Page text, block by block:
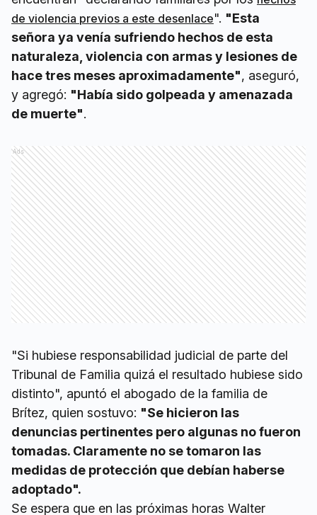
de violencia previos a este desenlace". "Esta
señora ya venía sufriendo hechos de esta
naturaleza, violencia con armas y lesiones de
hace tres meses aproximadamente", aseguró,
y agregó: "Había sido golpeada y amenazada
de muerte".
Ads
"Si hubiese responsabilidad judicial de parte del
Tribunal de Familia quizá el resultado hubiese sido
distinto", apuntó el abogado de la familia de
Brítez, quien sostuvo: "Se hicieron las
denuncias pertinentes pero algunas no fueron
tomadas. Claramente no se tomaron las
medidas de protección que debían haberse
adoptado".
Se espera que en las próximas horas Walter